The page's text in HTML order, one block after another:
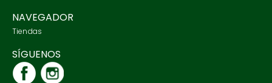
NAVEGADOR
Tiendas
SÍGUENOS